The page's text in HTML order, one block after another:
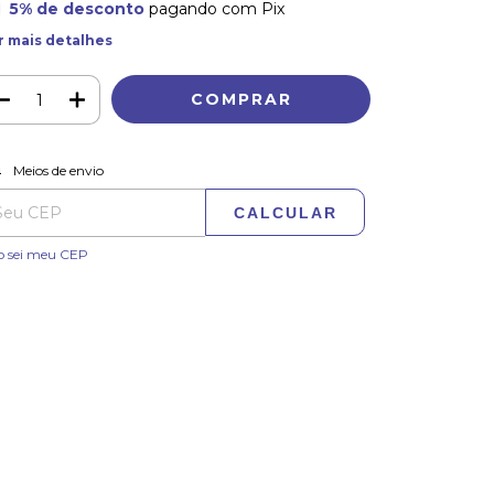
5% de descontopagando com Pix
mais detalhes
para o CEP:
Meios de envio
CALCULAR
sei meu CEP